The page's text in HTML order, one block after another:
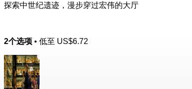
探索中世纪遗迹，漫步穿过宏伟的大厅
2个选项 • 低至 US$6.72